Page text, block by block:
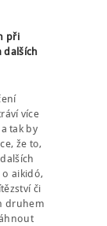
při
dalších
více
tak by
že to,
o aikidó,
či
druhem